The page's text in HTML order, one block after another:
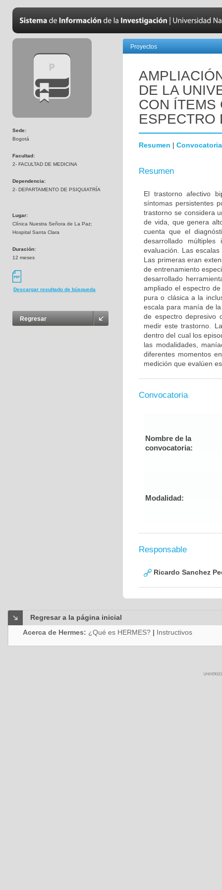
Sede:
Bogotá
Facultad:
2- FACULTAD DE MEDICINA
Dependencia:
2- DEPARTAMENTO DE PSIQUIATRÍA
Lugar:
Clínica Nuestra Señora de La Paz;
Hospital Santa Clara
Duración:
12 meses
Descargar resultado de búsqueda
Regresar
Proyectos
DE LA
CON ÍTEMS
ESPECTRO
Resumen | Convocatoria
Resumen
El trastorno afectivo
síntomas persistentes
trastorno se considera
de vida, que genera
cuenta que el
desarrollado
evaluación. Las
Las primeras eran
de entrenamiento
desarrollado
ampliado el espectro
pura o clásica a la
escala para manía de
de espectro depresivo
medir este trastorno.
dentro del cual los
las modalidades,
diferentes momentos
medición que evalúen
Convocatoria
Nombre de la
convocatoria:
Modalidad:
Responsable
Ricardo Sanchez
Regresar a la página inicial
Acerca de Hermes: ¿Qué es HERMES? | Instructivos